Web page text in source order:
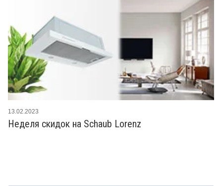
Неделя скидок на Schaub Lorenz
13.02.2023